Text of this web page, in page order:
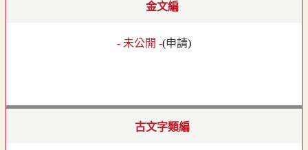
金文編
- 未公開 -(申請)
古文字類編